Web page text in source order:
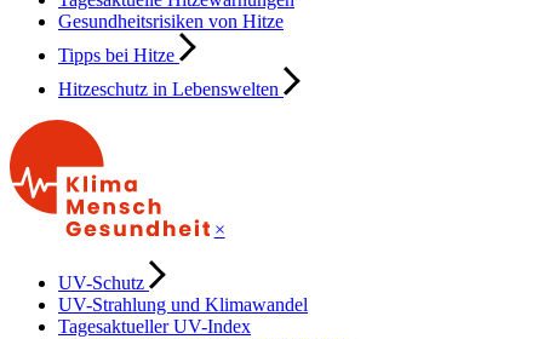
Gesundheitsrisiken von Hitze
Tipps bei Hitze
Hitzeschutz in Lebenswelten
×
UV-Schutz
UV-Strahlung und Klimawandel
Tagesaktueller UV-Index